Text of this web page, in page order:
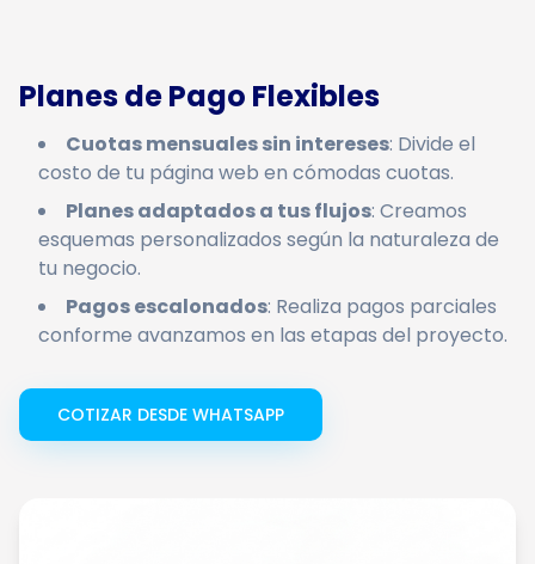
Planes de Pago Flexibles
Cuotas mensuales sin intereses: Divide el
costo de tu página web en cómodas cuotas.
Planes adaptados a tus flujos: Creamos
esquemas personalizados según la naturaleza de
tu negocio.
Pagos escalonados: Realiza pagos parciales
conforme avanzamos en las etapas del proyecto.
COTIZAR DESDE WHATSAPP